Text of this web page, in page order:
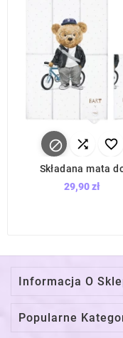
  
Składana mata
/ Ceba Baby
29,90 zł
Informacja O
Popularne